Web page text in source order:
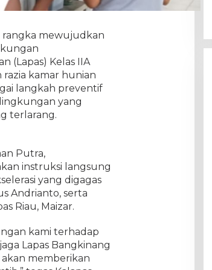
rangka mewujudkan
(Lapas) Kelas IIA
kamar hunian
langkah preventif
yang
terlarang.
Putra,
instruksi langsung
yang digagas
Andrianto, serta
Riau, Maizar.
kami terhadap
Lapas Bangkinang
memberikan